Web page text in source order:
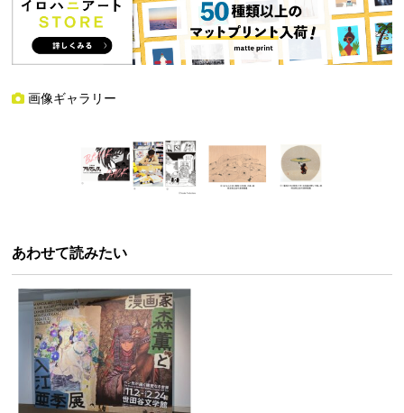
画像ギャラリー
あわせて読みたい